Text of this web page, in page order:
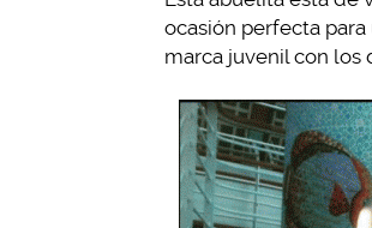
ocasión perfecta
marca juvenil con los